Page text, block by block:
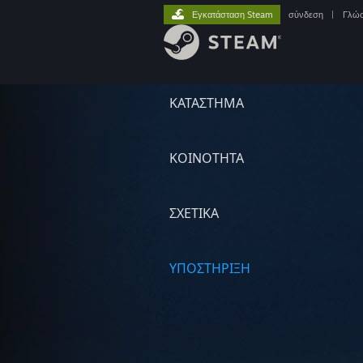
ΚΑΤΑΣΤΗΜΑ
ΚΟΙΝΟΤΗΤΑ
ΣΧΕΤΙΚΆ
ΥΠΟΣΤΗΡΙΞΗ
Εγκατάσταση Steam σύνδεση